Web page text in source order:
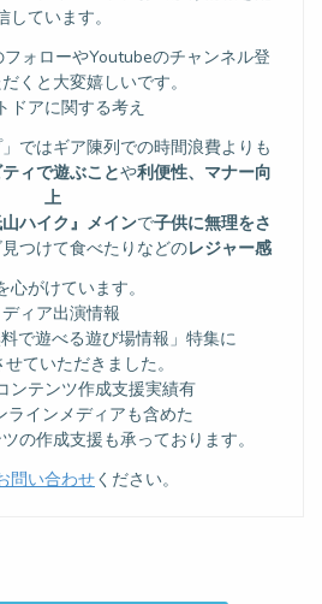
しています。
ォローやYoutubeのチャンネル登
くと大変嬉しいです。
ドアに関する考え
ではギア陳列での時間浪費よりも
ィで遊ぶことや利便性、マナー向
上
山ハイク』メインで子供に無理をさ
つけて食べたりなどのレジャー感
心がけています。
ィア出演情報
で遊べる遊び場情報」特集に
ていただきました。
ンテンツ作成支援実績有
ラインメディアも含めた
の作成支援も承っております。
問い合わせください。